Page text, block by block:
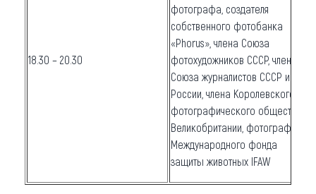
18.30 – 20.30
фотографа, создателя
собственного фотобанка
«Phorus», члена Союза
фотохудожников СССР, члена
Союза журналистов СССР и
России, члена Королевского
фотографического общества
Великобритании, фотографа
Международного фонда
защиты животных IFAW